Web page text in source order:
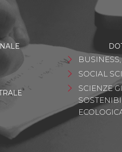
SOCIAL
SCIENZE